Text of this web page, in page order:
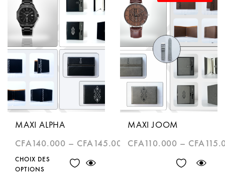
MAXI ALPHA
CFA140.000 – CFA145.000
CHOIX DES
OPTIONS
MAXI JOOM
CFA110.000 – CFA